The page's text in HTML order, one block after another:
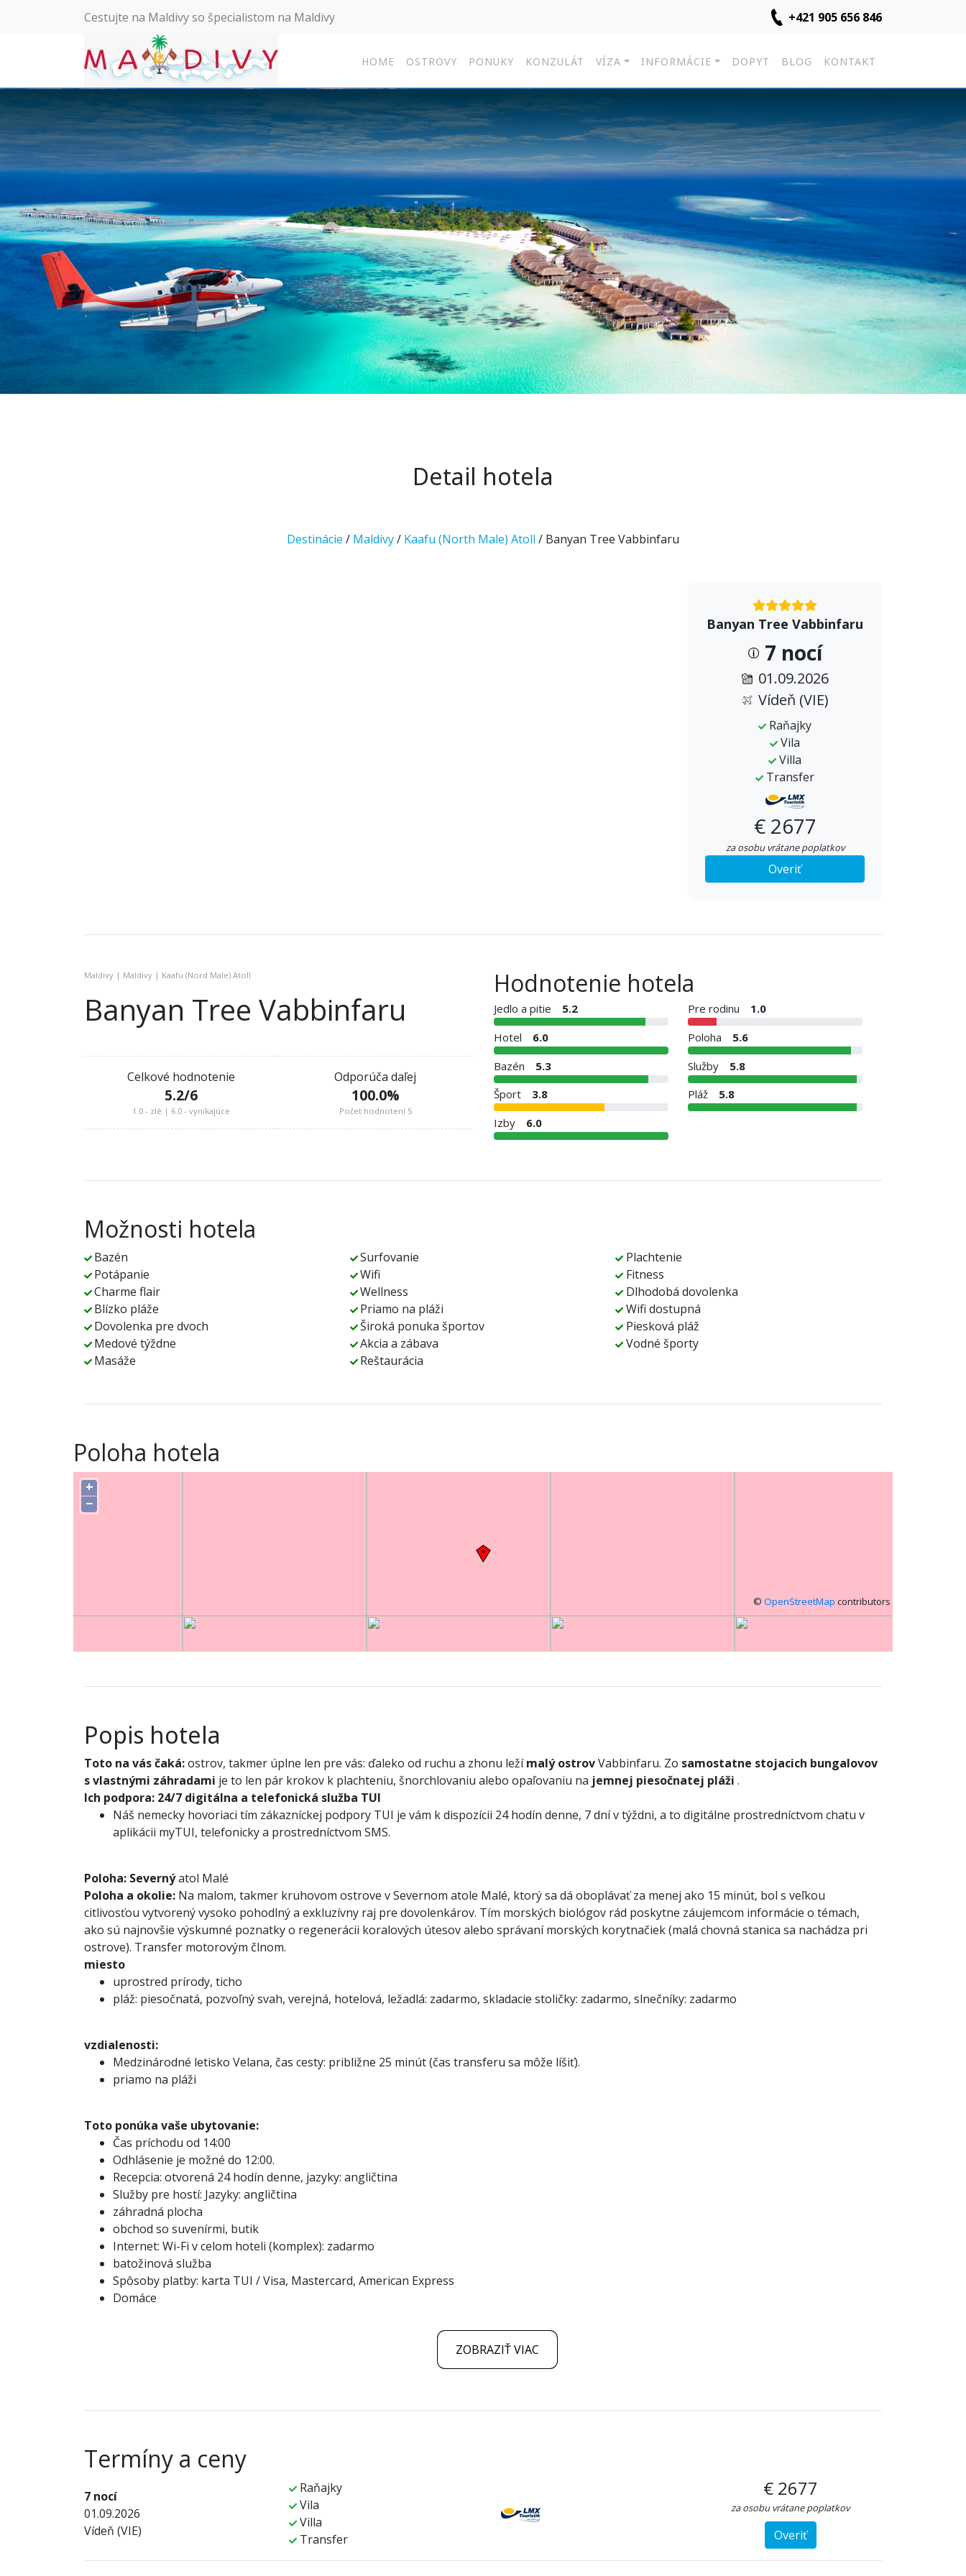
Cestujte na Maldivy so špecialistom na Maldivy +421 905 656 846
HOME OSTROVY PONUKY KONZULÁT VÍZA INFORMÁCIE DOPYT BLOG KONTAKT
Detail hotela
Destinácie / Maldivy/ Kaafu (North Male) Atoll / Banyan Tree Vabbinfaru
Banyan Tree Vabbinfaru
7 nocí
01.09.2026
Vídeň (VIE)
Raňajky
Vila
Villa
Transfer
€ 2677
za osobu vrátane poplatkov
Overiť
Maldivy | Maldivy | Kaafu (Nord Male) Atoll
Banyan Tree Vabbinfaru
Celkové hodnotenie
5.2/6
1.0 - zlé | 6.0 - vynikajúce
Odporúča daľej
100.0%
Počet hodnotení 5
Hodnotenie hotela
Jedlo a pitie 5.2 Pre rodinu
1.0
Hotel
6.0 Poloha
5.6
Bazén
5.3 Služby
5.8
Šport
3.8 Pláž
5.8
Izby
6.0
Možnosti hotela
Bazén Surfovanie
Plachtenie
Potápanie
Wifi
Fitness
Charme flair
Wellness
Dlhodobá dovolenka
Blízko pláže
Priamo na pláži
Wifi dostupná
Dovolenka pre dvoch
Široká ponuka športov
Piesková pláž
Medové týždne
Akcia a zábava
Vodné športy
Masáže
Reštaurácia
Poloha hotela
+
−
© OpenStreetMap contributors
Popis hotela
Toto na vás čaká:ostrov, takmer úplne len pre vás: ďaleko od ruchu a zhonu ležímalý ostrovVabbinfaru. Zo samostatne stojacich bungalovov
s vlastnými záhradami je to len pár krokov k plachteniu, šnorchlovaniu alebo opaľovaniu na jemnej piesočnatej pláži .
Ich podpora: 24/7 digitálna a telefonická služba TUI
Náš nemecky hovoriaci tím zákazníckej podpory TUI je vám k dispozícii 24 hodín denne, 7 dní v týždni, a to digitálne prostredníctvom chatu v
aplikácii myTUI, telefonicky a prostredníctvom SMS.
Poloha: Severnýatol Malé
Poloha a okolie: Na malom, takmer kruhovom ostrove v Severnom atole Malé, ktorý sa dá oboplávať za menej ako 15 minút, bol s veľkou
citlivosťou vytvorený vysoko pohodlný a exkluzívny raj pre dovolenkárov. Tím morských biológov rád poskytne záujemcom informácie o témach,
ako sú najnovšie výskumné poznatky o regenerácii koralových útesov alebo správaní morských korytnačiek (malá chovná stanica sa nachádza pri
ostrove). Transfer motorovým člnom.
miesto
uprostred prírody, ticho
pláž: piesočnatá, pozvoľný svah, verejná, hotelová, ležadlá: zadarmo, skladacie stoličky: zadarmo, slnečníky: zadarmo
vzdialenosti:
Medzinárodné letisko Velana, čas cesty: približne 25 minút (čas transferu sa môže líšiť).
priamo na pláži
Toto ponúka vaše ubytovanie:
Čas príchodu od 14:00
Odhlásenie je možné do 12:00.
Recepcia: otvorená 24 hodín denne, jazyky: angličtina
Služby pre hostí: Jazyky: angličtina
záhradná plocha
obchod so suvenírmi, butik
Internet: Wi-Fi v celom hoteli (komplex): zadarmo
batožinová služba
Spôsoby platby: karta TUI / Visa, Mastercard, American Express
Domáce
ZOBRAZIŤ VIAC
Termíny a ceny
7 nocí
01.09.2026
Vídeň (VIE)
Raňajky
Vila
Villa
Transfer
€ 2677
za osobu vrátane poplatkov
Overiť